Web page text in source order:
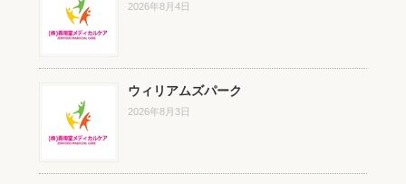
2026年8月4日
ウィリアムズパーク
2026年8月3日